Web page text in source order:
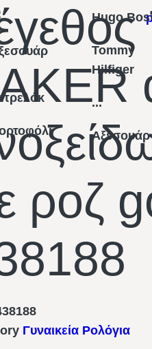
Hugo
Tommy
Hilfiger
...
Αξεσουάρ
ροζ
Γυναικεία Ρολόγια